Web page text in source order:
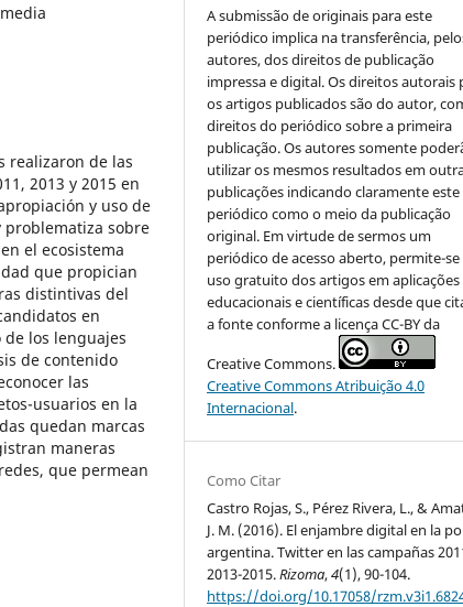
realizaron de las
2013 y 2015 en
y uso de
problematiza sobre
el ecosistema
que propician
distintivas del
en
los lenguajes
de contenido
las
usuarios en la
quedan marcas
maneras
que permean
A submissão de originais para este
periódico implica na transferência,
autores, dos direitos de publicação
impressa e digital. Os direitos autorais
os artigos publicados são do autor,
direitos do periódico sobre a primeira
publicação. Os autores somente
utilizar os mesmos resultados em
publicações indicando claramente este
periódico como o meio da publicação
original. Em virtude de sermos um
periódico de acesso aberto, permite-se
uso gratuito dos artigos em aplicações
educacionais e científicas desde que
a fonte conforme a licença CC-BY da
Creative Commons.
Creative Commons Atribuição 4.0
Internacional.
Como Citar
Castro Rojas, S., Pérez Rivera, L., &
J. M. (2016). El enjambre digital en la
argentina. Twitter en las campañas
2013-2015.Rizoma,4(1), 90-104.
https://doi.org/10.17058/